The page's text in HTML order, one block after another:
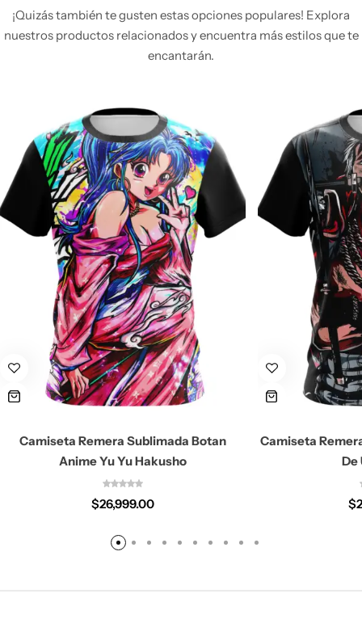
¡Quizás también te gusten estas opciones populares! Explora
nuestros productos relacionados y encuentra más estilos que te
encantarán.
Camiseta Remera Sublimada Botan
Anime Yu Yu Hakusho
$26,999.00
Camiseta
De
$